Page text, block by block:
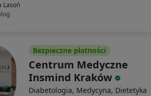
Lasoń
Bezpieczne płatności
Centrum Medyczne
Insmind Kraków
Diabetologia, Medycyna, Dietetyka